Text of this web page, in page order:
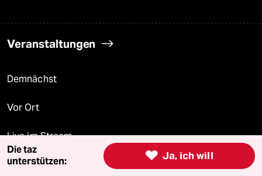
Veranstaltungen
Demnächst
Vor Ort
Live im Stream
Vergangene
 Ja, ich will
Die taz
unterstützen: